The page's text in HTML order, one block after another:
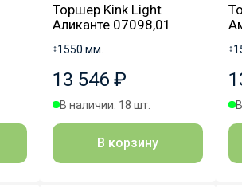
Торшер Kink Light
Аликанте 07098,01
↕1550 мм.
13 546 ₽
В наличии: 18 шт.
В корзину
↕